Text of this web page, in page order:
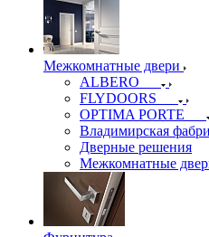
Межкомнатные двери
ALBERO
FLYDOORS
OPTIMA PORTE
Владимирская
Дверные решения
Межкомнатные